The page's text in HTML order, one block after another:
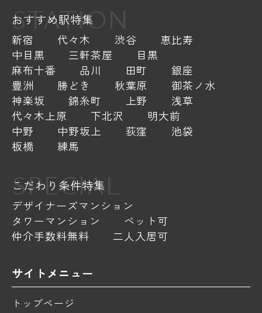
STATION
おすすめ駅特集
新宿 代々木 渋谷
恵比寿
中目黒
三軒茶屋
目黒
麻布十番
品川 田町
銀座
豊洲
勝どき 秋葉原
御茶ノ水
神楽坂
錦糸町 上野
浅草
代々木上原
下北沢
明大前
中野
中野坂上 荻窪
池袋
板橋
練馬
SPECIAL
こだわり条件特集
デザイナーズマンション
タワーマンション
ペット可
仲介手数料無料
二人入居可
サイトメニュー
トップページ